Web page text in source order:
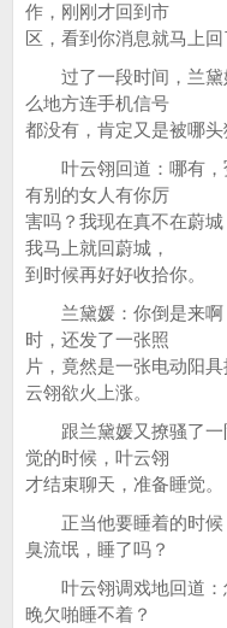
作，刚刚才回到市
区，看到你消息就马上回
过了一段时间，兰黛
么地方连手机信号
都没有，肯定又是被哪头
叶云翎回道：哪有，
有别的女人有你厉
害吗？我现在真不在蔚
我马上就回蔚城，
到时候再好好收拾你。
兰黛媛：你倒是来啊
时，还发了一张照
片，竟然是一张电动阳
云翎欲火上涨。
跟兰黛媛又撩骚了一
觉的时候，叶云翎
才结束聊天，准备睡觉。
正当他要睡着的时候
臭流氓，睡了吗？
叶云翎调戏地回道：
晚欠啪睡不着？